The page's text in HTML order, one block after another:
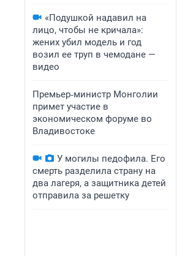
«Подушкой надавил на
лицо, чтобы не кричала»:
жених убил модель и год
возил ее труп в чемодане —
видео
Премьер‑министр Монголии
примет участие в
экономическом форуме во
Владивостоке
У могилы педофила. Его
смерть разделила страну на
два лагеря, а защитника детей
отправила за решетку